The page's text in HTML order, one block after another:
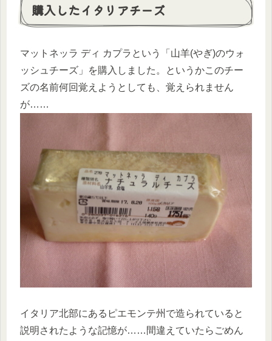
購入したイタリアチーズ
マットネッラ ディ カプラという「山羊(やぎ)のウォ
ッシュチーズ」を購入しました。というかこのチー
ズの名前何回覚えようとしても、覚えられません
が……
イタリア北部にあるピエモンテ州で造られていると
説明されたような記憶が……間違えていたらごめん